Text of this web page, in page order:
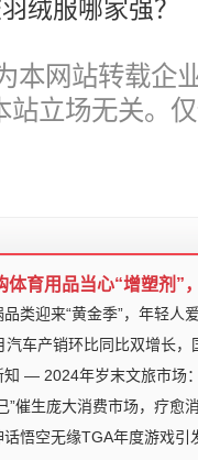
本网站转载企
站立场无关。
体育用品当心“增塑剂”
品类迎来“黄金季”，年轻人
汽车产销环比同比双增长，
知 — 2024年岁末文旅市场
”催生庞大消费市场，疗愈
话悟空无缘TGA年度游戏引